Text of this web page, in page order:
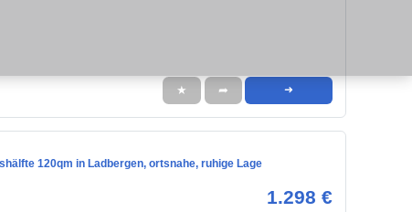
★ ➦ ➜
120qm in Ladbergen, ortsnahe, ruhige Lage
1.298 €